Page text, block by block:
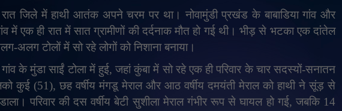
जिले में हाथी आतंक अपने चरम पर था। नोवामुंडी प्रखंड के बाबाडिया गांव और
में एक ही रात में सात ग्रामीणों की दर्दनाक मौत हो गई थी। भीड़ से भटका एक दांतेल
अलग टोलों में सो रहे लोगों को निशाना बनाया।
के मुंडा साईं टोला में हुई,जहां कुंबा में सो रहे एक ही परिवार के चार सदस्यों-सनातन
कुई (51), छह वर्षीय मंगडू मेराल और आठ वर्षीय दमयंती मेराल को हाथी ने सूंड़ से
परिवार की दस वर्षीय बेटी सुशीला मेराल गंभीर रूप से घायल हो गई, जबकि 14